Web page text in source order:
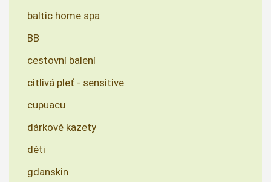
baltic home spa
BB
cestovní balení
citlivá pleť - sensitive
cupuacu
dárkové kazety
děti
gdanskin